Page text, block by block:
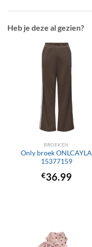
Heb je deze al gezien?
BROEKEN
Only broek ONLCAYLA
15377159
€36.99